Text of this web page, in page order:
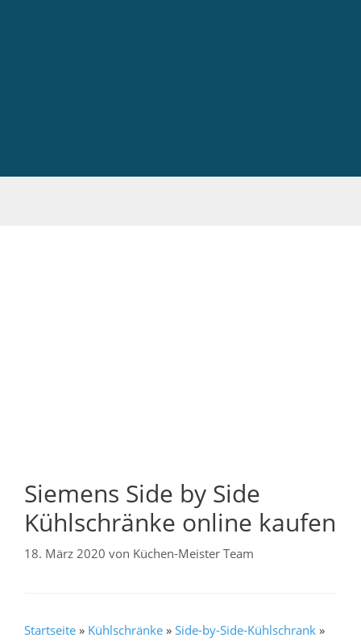
Siemens Side by Side
Kühlschränke online kaufen
18. März 2020 von Küchen-Meister Team
Startseite » Kühlschränke » Side-by-Side-Kühlschrank »